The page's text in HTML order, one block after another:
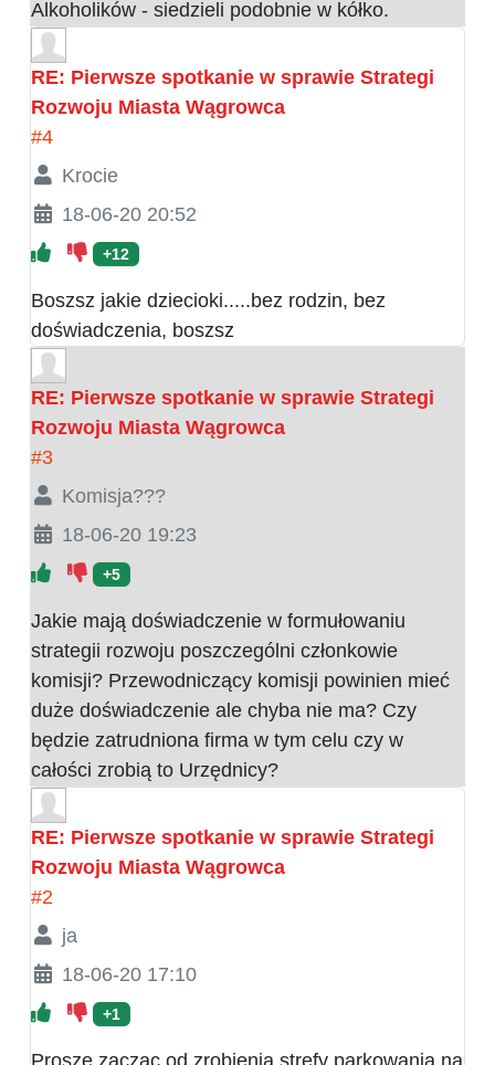
Alkoholików - siedzieli podobnie w kółko.
RE: Pierwsze spotkanie w sprawie Strategi
Rozwoju Miasta Wągrowca
#4
Krocie
18-06-20 20:52
+12
Boszsz jakie dziecioki.....bez rodzin, bez
doświadczenia, boszsz
RE: Pierwsze spotkanie w sprawie Strategi
Rozwoju Miasta Wągrowca
#3
Komisja???
18-06-20 19:23
+5
Jakie mają doświadczenie w formułowaniu
strategii rozwoju poszczególni członkowie
komisji? Przewodniczący komisji powinien mieć
duże doświadczenie ale chyba nie ma? Czy
będzie zatrudniona firma w tym celu czy w
całości zrobią to Urzędnicy?
RE: Pierwsze spotkanie w sprawie Strategi
Rozwoju Miasta Wągrowca
#2
ja
18-06-20 17:10
+1
Prosze zaczac od zrobienia strefy parkowania na